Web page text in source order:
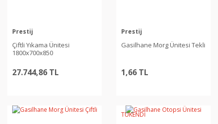
Prestij
Çiftli Yıkama Ünitesi
1800x700x850
27.744,86 TL
Prestij
Gasilhane Morg Ünitesi Tekli
1,66 TL
TÜKENDİ